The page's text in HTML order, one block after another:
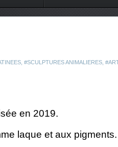
#SCULPTURES ANIMALIERES
en 2019.
laque et aux pigments.